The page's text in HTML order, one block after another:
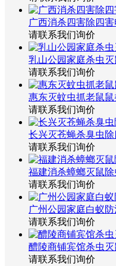
广西消杀四害除四
请联系我们询价
乳山公园家庭杀虫
请联系我们询价
惠东灭蚊虫抓老鼠
请联系我们询价
长兴灭苍蝇杀臭虫
请联系我们询价
福建消杀蟑螂灭鼠
请联系我们询价
广州公园家庭白蚁
请联系我们询价
醴陵商铺宾馆杀虫
请联系我们询价